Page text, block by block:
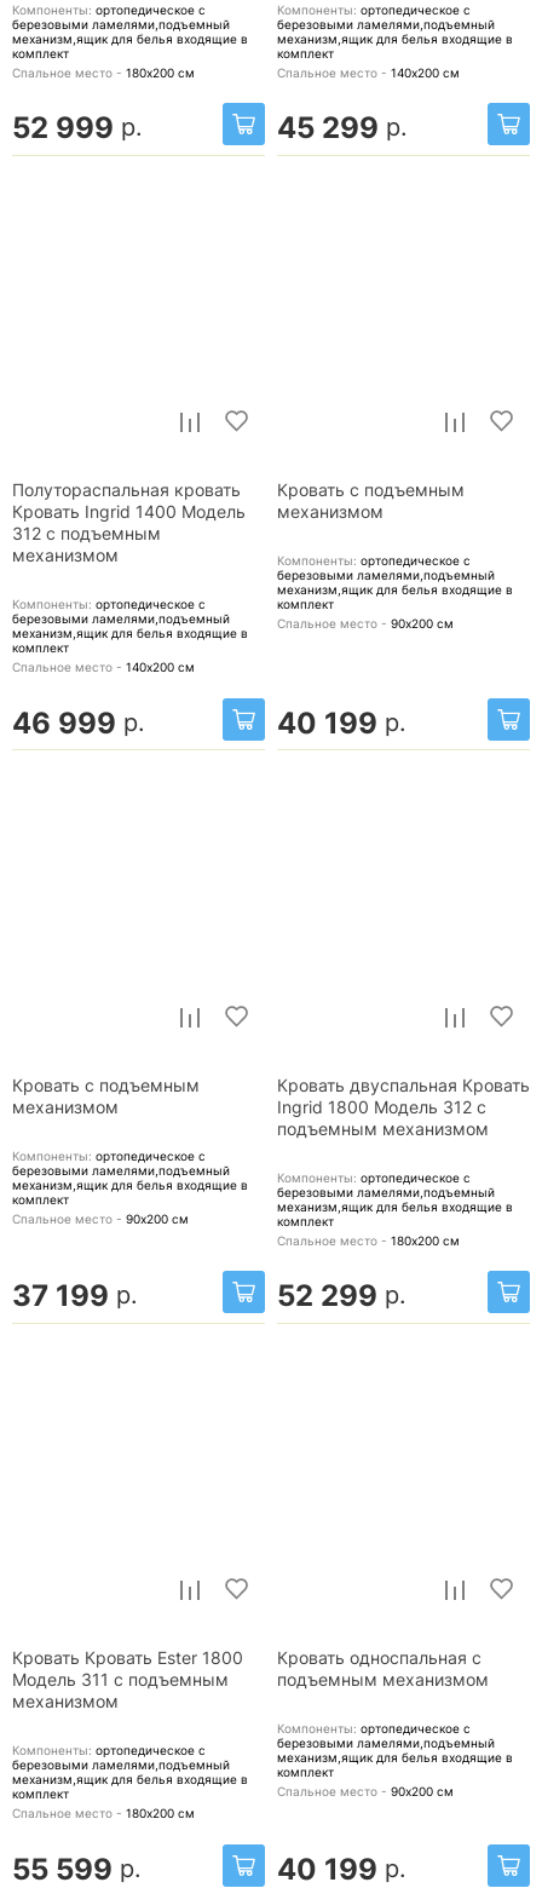
Компоненты: ортопедическое с
березовыми ламелями,подъемный
механизм,ящик для белья входящие в
комплект
Спальное место - 180х200 см
52 999 р.
Компоненты: ортопедическое с
березовыми ламелями,подъемный
механизм,ящик для белья входящие в
комплект
Спальное место - 140х200 см
45 299 р.
Полутораспальная кровать
Кровать Ingrid 1400 Модель
312 с подъемным
механизмом
Компоненты: ортопедическое с
березовыми ламелями,подъемный
механизм,ящик для белья входящие в
комплект
Спальное место - 140х200 см
46 999 р.
Кровать с подъемным
механизмом
Компоненты: ортопедическое с
березовыми ламелями,подъемный
механизм,ящик для белья входящие в
комплект
Спальное место - 90х200 см
40 199 р.
Кровать с подъемным
механизмом
Компоненты: ортопедическое с
березовыми ламелями,подъемный
механизм,ящик для белья входящие в
комплект
Спальное место - 90х200 см
37 199 р.
Кровать двуспальная Кровать
Ingrid 1800 Модель 312 с
подъемным механизмом
Компоненты: ортопедическое с
березовыми ламелями,подъемный
механизм,ящик для белья входящие в
комплект
Спальное место - 180х200 см
52 299 р.
Кровать Кровать Ester 1800
Модель 311 с подъемным
механизмом
Компоненты: ортопедическое с
березовыми ламелями,подъемный
механизм,ящик для белья входящие в
комплект
Спальное место - 180х200 см
55 599 р.
Кровать односпальная с
подъемным механизмом
Компоненты: ортопедическое с
березовыми ламелями,подъемный
механизм,ящик для белья входящие в
комплект
Спальное место - 90х200 см
40 199 р.